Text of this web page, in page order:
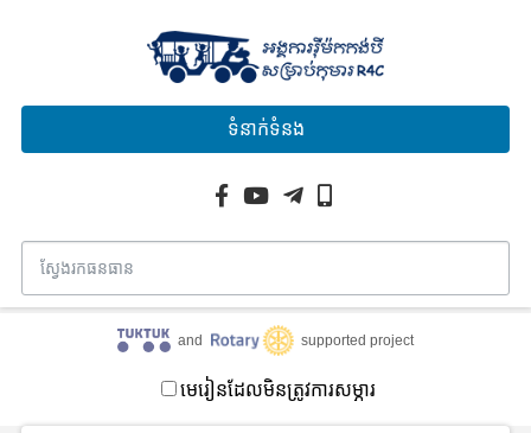
ទំនាក់ទំនង
and supported project
មេរៀនដែលមិនត្រូវការសម្ភារ